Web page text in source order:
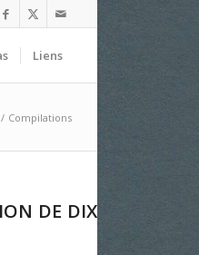
Liens
/ Compilations
DE DIX